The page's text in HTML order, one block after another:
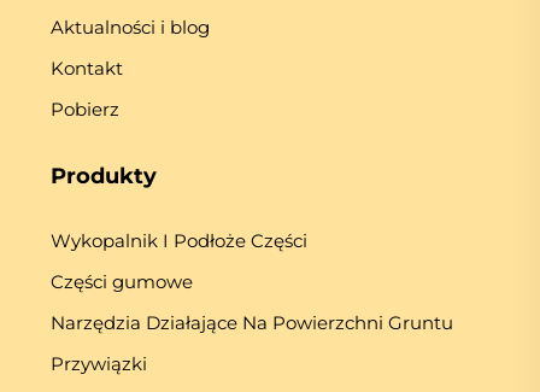
Aktualności i blog
Kontakt
Pobierz
Produkty
Wykopalnik I Podłoże Części
Części gumowe
Narzędzia Działające Na Powierzchni Gruntu
Przywiązki